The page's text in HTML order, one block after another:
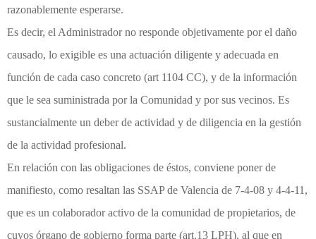
razonablemente esperarse.
Es decir, el Administrador no responde objetivamente por el daño
causado, lo exigible es una actuación diligente y adecuada en
función de cada caso concreto (art 1104 CC), y de la información
que le sea suministrada por la Comunidad y por sus vecinos. Es
sustancialmente un deber de actividad y de diligencia en la gestión
de la actividad profesional.
En relación con las obligaciones de éstos, conviene poner de
manifiesto, como resaltan las SSAP de Valencia de 7-4-08 y 4-4-11,
que es un colaborador activo de la comunidad de propietarios, de
cuyos órgano de gobierno forma parte (art.13 LPH), al que en